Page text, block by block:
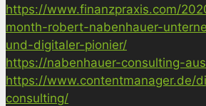
https://www.finanzpraxis.com/
month-robert-nabenhauer-
und-digitaler-pionier/
https://nabenhauer-consulting-
https://www.contentmanager.de/
consulting/